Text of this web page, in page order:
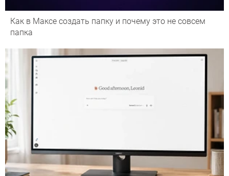
Как в Максе создать папку и почему это не совсем
папка